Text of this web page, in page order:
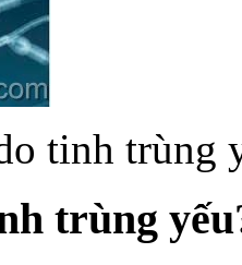
tinh trùng
trùng